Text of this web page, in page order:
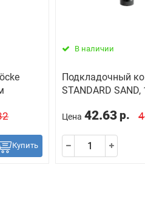
Купить
В наличии
Подкладочный
STANDARD
Цена 42.63 р.